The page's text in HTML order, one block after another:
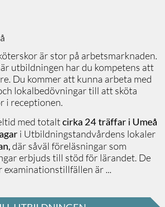
är stor på arbetsmarknaden.
utbildningen har du kompetens att
Du kommer att kunna arbeta med
lokalbedövningar till att sköta
i receptionen.
med totaltcirka 24 träffar i Umeå
i Utbildningstandvårdens lokaler
där såväl föreläsningar som
erbjuds till stöd för lärandet. De
examinationstillfällen är ...